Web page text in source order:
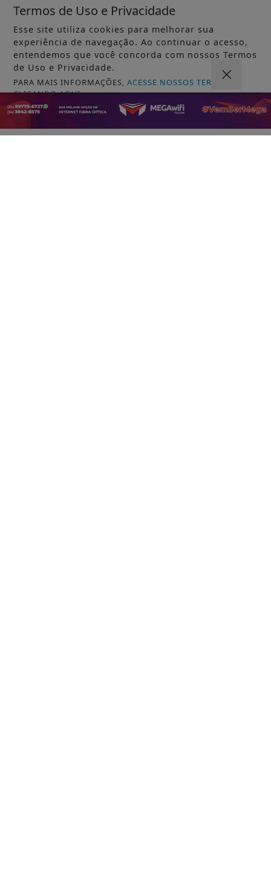
VISUALIZAR
Termos de Uso e Privacidade
Esse site utiliza cookies para melhorar sua
experiência de navegação. Ao continuar o acesso,
entendemos que você concorda com nossos Termos
de Uso e Privacidade.
PARA MAIS INFORMAÇÕES,ACESSE NOSSOS TERMOS
CLICANDO AQUI
PROSSEGUIR